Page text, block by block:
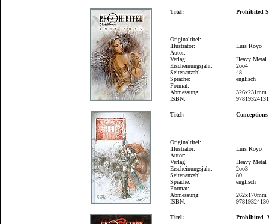
Titel: Prohibited
Originaltitel:
Illustrator:
Autor:
Verlag:
Erscheinungsjahr:
Seitenanzahl:
Sprache:
Format:
Abmessung:
ISBN:
Luis Royo
Heavy Metal
2oo4
48
englisch
326x231mm
Titel:
Originaltitel:
Illustrator:
Autor:
Verlag:
Erscheinungsjahr:
Seitenanzahl:
Sprache:
Format:
Abmessung:
ISBN:
Luis Royo
Heavy Metal
2oo3
80
englisch
262x170mm
Titel: Prohibited